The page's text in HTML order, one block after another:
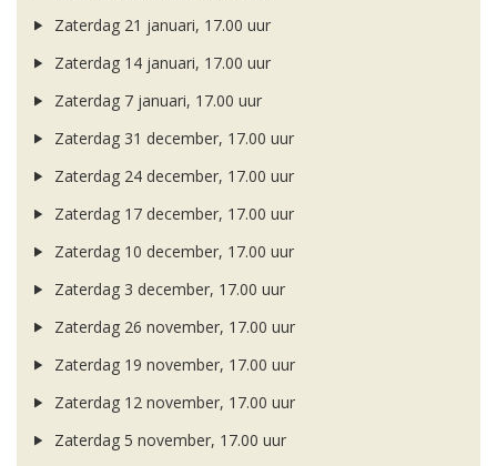
Zaterdag 21 januari, 17.00 uur
Zaterdag 14 januari, 17.00 uur
Zaterdag 7 januari, 17.00 uur
Zaterdag 31 december, 17.00 uur
Zaterdag 24 december, 17.00 uur
Zaterdag 17 december, 17.00 uur
Zaterdag 10 december, 17.00 uur
Zaterdag 3 december, 17.00 uur
Zaterdag 26 november, 17.00 uur
Zaterdag 19 november, 17.00 uur
Zaterdag 12 november, 17.00 uur
Zaterdag 5 november, 17.00 uur